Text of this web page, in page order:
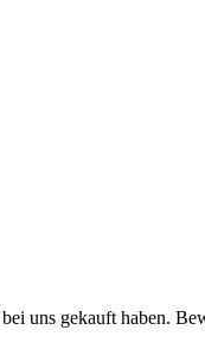
uns gekauft haben.